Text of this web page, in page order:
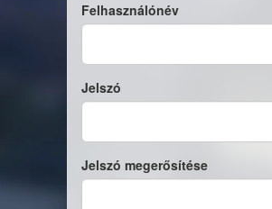
Felhasználónév
Jelszó
Jelszó megerősítése